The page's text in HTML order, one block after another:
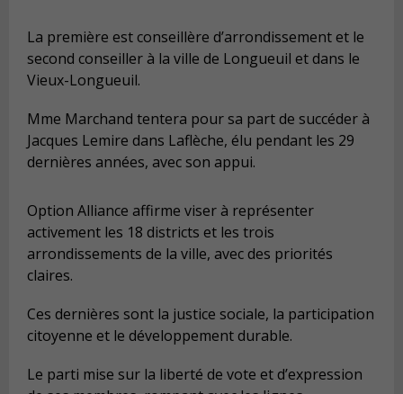
La première est conseillère d’arrondissement et le
second conseiller à la ville de Longueuil et dans le
Vieux-Longueuil.
Mme Marchand tentera pour sa part de succéder à
Jacques Lemire dans Laflèche, élu pendant les 29
dernières années, avec son appui.
Option Alliance affirme viser à représenter
activement les 18 districts et les trois
arrondissements de la ville, avec des priorités
claires.
Ces dernières sont la justice sociale, la participation
citoyenne et le développement durable.
Le parti mise sur la liberté de vote et d’expression